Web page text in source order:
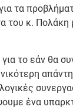
τα
του κ. Πολάκη
το εάν θα
ένα